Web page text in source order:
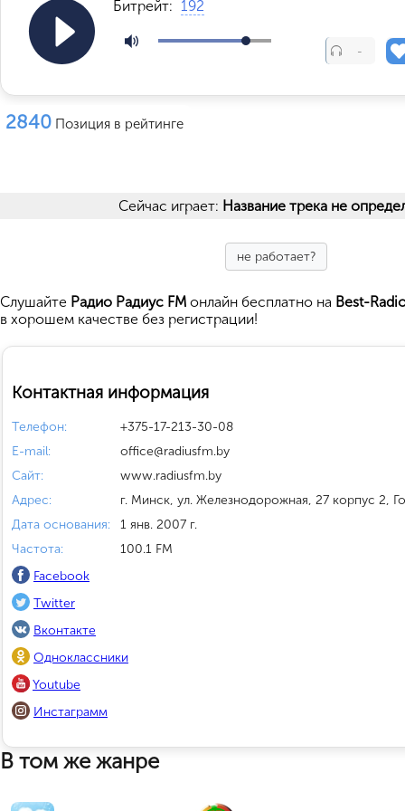
Битрейт: 192
-
2840 Позиция в рейтинге
Сейчас играет: Название трека не
не работает?
Cлушайте Радио Радиус FM онлайн бесплатно на Best-
в хорошем качестве без регистрации!
Контактная информация
Телефон:
+375-17-213-30-08
E-mail:
office@radiusfm.by
Сайт:
www.radiusfm.by
Адрес:
г. Минск, ул. Железнодорожная, 27 корпус 2,
Дата основания:
1 янв. 2007 г.
Частота:
100.1 FM
Facebook
Twitter
Вконтакте
Одноклассники
Youtube
Инстаграмм
В том же жанре